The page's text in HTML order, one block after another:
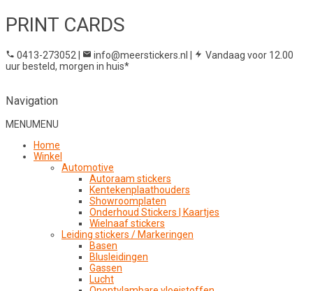
PRINT CARDS
0413-273052 | info@meerstickers.nl |
Vandaag voor 12.00
uur besteld, morgen in huis*
Navigation
MENUMENU
Home
Winkel
Automotive
Autoraam stickers
Kentekenplaathouders
Showroomplaten
Onderhoud Stickers | Kaartjes
Wielnaaf stickers
Leiding stickers / Markeringen
Basen
Blusleidingen
Gassen
Lucht